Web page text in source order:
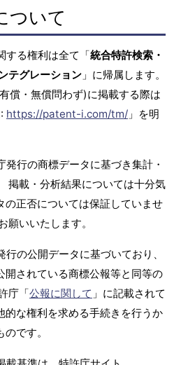
ついて
する権利は全て「統合特許検索・
テグレーション 」に帰属します。
償・無償問わず)に掲載する際は
https://patent-i.com/tm/ 」を明
行の商標データに基づき集計・
掲載・分析結果については十分気
の正否については保証していませ
願いいたします。
の公開データに基づいており、
開されている商標公報等と同等の
庁「公報に関して 」に記載されて
的な権利を求める手続きを行うか
です。